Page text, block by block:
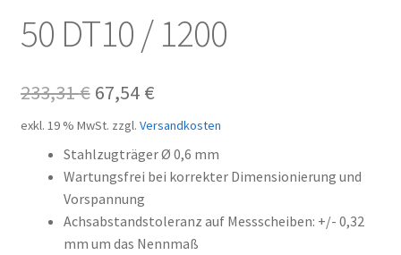
Warenkorb
Wiederruf
Zahlungsarten
50 DT10 / 1200
233,31€ Ursprünglicher
Preis
war:
233,31 €
67,54 €Aktueller
Preis
ist:
67,54 €.
exkl. 19 % MwSt. zzgl. Versandkosten
Stahlzugträger Ø 0,6 mm
Wartungsfrei bei korrekter Dimensionierung und
Vorspannung
Achsabstandstoleranz auf Messscheiben: +/- 0,32
mm um das Nennmaß